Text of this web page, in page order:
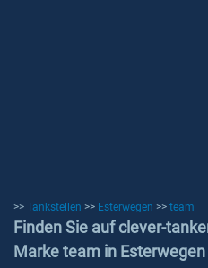
>> Tankstellen >> Esterwegen >> team
Finden Sie auf clever-
Marke team in Esterwegen